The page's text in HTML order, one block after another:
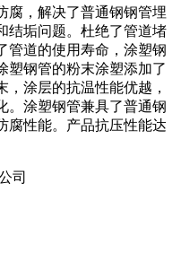
腐，解决了普通钢钢管埋
结垢问题。杜绝了管道堵
管道的使用寿命，涂塑钢
塑钢管的粉末涂塑添加了
，涂层的抗温性能优越，
。涂塑钢管兼具了普通钢
腐性能。产品抗压性能达
司